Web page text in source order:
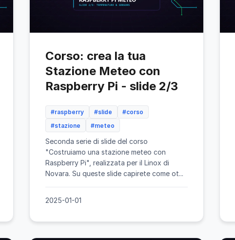
Corso: crea la tua
Stazione Meteo con
Raspberry Pi - slide 2/3
#raspberry #slide
#corso
#stazione
#meteo
Seconda serie di slide del corso
"Costruiamo una stazione meteo con
Raspberry Pi", realizzata per il Linox di
Novara. Su queste slide capirete come ot...
2025-01-01